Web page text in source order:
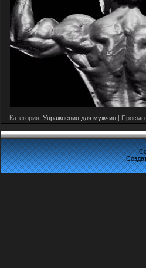
Категория:Упражнения для мужчин |